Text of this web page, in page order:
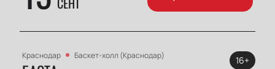
Краснодар Баскет-холл (Краснодар) 16+